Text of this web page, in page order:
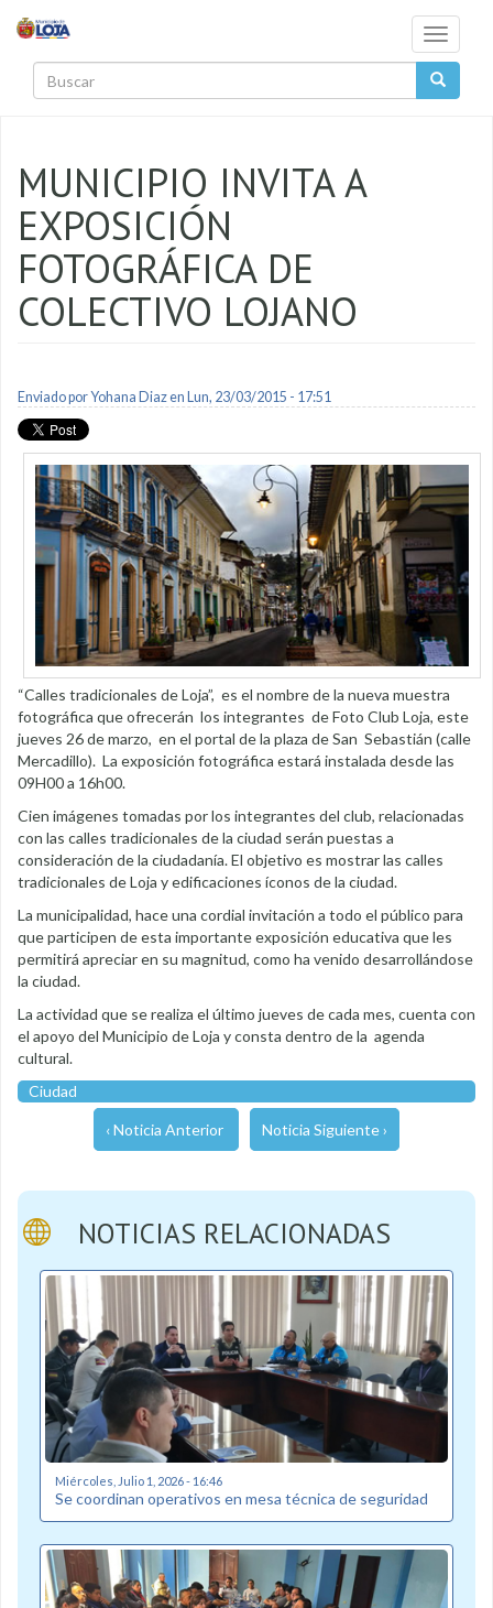
Toggle
MUNICIPIO INVITA A
EXPOSICIÓN
FOTOGRÁFICA DE
COLECTIVO LOJANO
Enviado porYohana Diazen Lun, 23/03/2015 - 17:51
“Calles tradicionales de Loja”, es el nombre de la nueva muestra
fotográfica que ofrecerán los integrantes de Foto Club Loja, este
jueves 26 de marzo, en el portal de la plaza de San Sebastián (calle
Mercadillo). La exposición fotográfica estará instalada desde las
09H00 a 16h00.
Cien imágenes tomadas por los integrantes del club, relacionadas
con las calles tradicionales de la ciudad serán puestas a
consideración de la ciudadanía. El objetivo es mostrar las calles
tradicionales de Loja y edificaciones íconos de la ciudad.
La municipalidad, hace una cordial invitación a todo el público para
que participen de esta importante exposición educativa que les
permitirá apreciar en su magnitud, como ha venido desarrollándose
la ciudad.
La actividad que se realiza el último jueves de cada mes, cuenta con
el apoyo del Municipio de Loja y consta dentro de la agenda
cultural.
Ciudad
‹ Noticia Anterior Noticia Siguiente ›
NOTICIAS RELACIONADAS
Miércoles, Julio 1, 2026 - 16:46
Se coordinan operativos en mesa técnica de seguridad